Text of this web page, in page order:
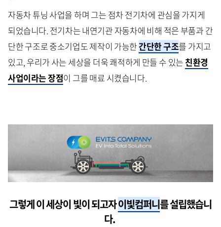
자동차 튜닝 사업을 하며 그는 점차 전기차에 관심을 가지게
되었습니다. 전기차는 내연기관 자동차에 비해 적은 부품과 간
단한 구조로 중소기업도 제작이 가능한간단한 구조를 가지고
있고, 우리가 사는 세상을 더욱 쾌적하게 만들 수 있는 친환경
사업이라는 장점이 그를 매료 시켰습니다.
그렇게 이 세상이 빛이 되고자이빛컴퍼니를 설립했습니
다.